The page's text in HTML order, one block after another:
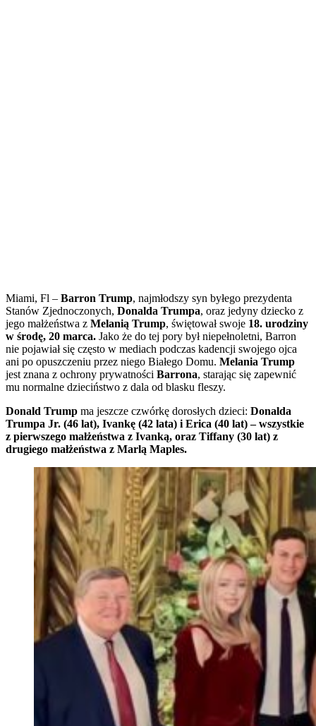
Miami, Fl – Barron Trump, najmłodszy syn byłego prezydenta
Stanów Zjednoczonych, Donalda Trumpa, oraz jedyny dziecko z
jego małżeństwa z Melanią Trump, świętował swoje 18. urodziny
w środę, 20 marca. Jako że do tej pory był niepełnoletni, Barron
nie pojawiał się często w mediach podczas kadencji swojego ojca
ani po opuszczeniu przez niego Białego Domu. Melania Trump
jest znana z ochrony prywatności Barrona, starając się zapewnić
mu normalne dzieciństwo z dala od blasku fleszy.
Donald Trump ma jeszcze czwórkę dorosłych dzieci: Donalda
Trumpa Jr. (46 lat), Ivankę (42 lata) i Erica (40 lat) – wszystkie
z pierwszego małżeństwa z Ivanką, oraz Tiffany (30 lat) z
drugiego małżeństwa z Marlą Maples.